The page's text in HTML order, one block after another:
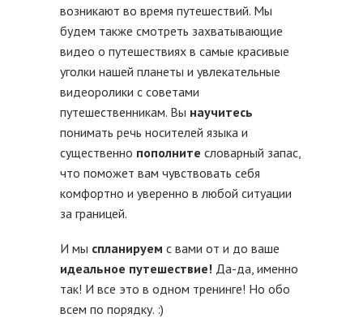
возникают во время путешествий. Мы
будем также смотреть захватывающие
видео о путешествиях в самые красивые
уголки нашей планеты и увлекательные
видеоролики с советами
путешественникам. Вы научитесь
понимать речь носителей языка и
существенно пополните словарный запас,
что поможет вам чувствовать себя
комфортно и уверенно в любой ситуации
за границей.
И мы спланируем с вами от и до ваше
идеальное путешествие! Да-да, именно
так! И все это в одном тренинге! Но обо
всем по порядку. :)